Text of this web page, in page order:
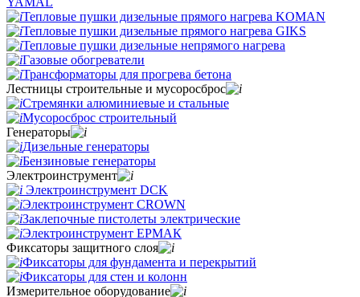
Тепловые пушки дизельные прямого нагрева KOMAN
Тепловые пушки дизельные прямого нагрева GIKS
Тепловые пушки дизельные непрямого нагрева
Газовые обогреватели
Трансформаторы для прогрева бетона
Лестницы строительные и мусоросброс
Стремянки алюминиевые и стальные
Мусоросброс строительный
Генераторы
Дизельные генераторы
Бензиновые генераторы
Электроинструмент
Электроинструмент DCK
Электроинструмент CROWN
Заклепочные пистолеты электрические
Электроинструмент ЕРМАК
Фиксаторы защитного слоя
Фиксаторы для фундамента и перекрытий
Фиксаторы для стен и колонн
Измерительное оборудование